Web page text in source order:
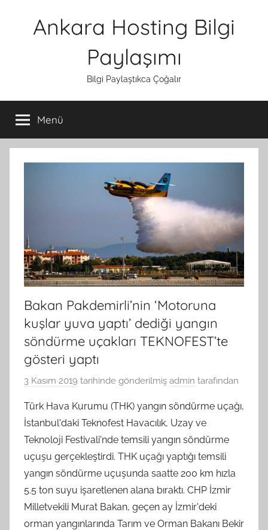
Ankara Hosting Bilgi
Paylaşımı
Bilgi Paylaştıkca Çoğalır
Menü
Bakan Pakdemirli’nin ‘Motoruna
kuşlar yuva yaptı’ dediği yangın
söndürme uçakları TEKNOFEST’te
gösteri yaptı
3 Kasım 2019 tarihinde gönderilmiş admin tarafından
Türk Hava Kurumu (THK) yangın söndürme uçağı,
İstanbul'daki Teknofest Havacılık, Uzay ve
Teknoloji Festivali'nde temsili yangın söndürme
uçuşu gerçekleştirdi. THK uçağı yaptığı temsili
yangın söndürme uçuşunda saatte 200 km hızla
5.5 ton suyu işaretlenen alana bıraktı. CHP İzmir
Milletvekili Murat Bakan, geçen ay İzmir'deki
orman yangınlarında Tarım ve Orman Bakanı Bekir